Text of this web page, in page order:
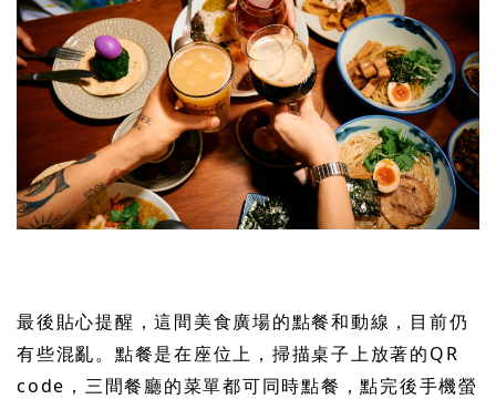
最後貼心提醒，這間美食廣場的點餐和動線，目前仍
有些混亂。點餐是在座位上，掃描桌子上放著的QR
code，三間餐廳的菜單都可同時點餐，點完後手機螢